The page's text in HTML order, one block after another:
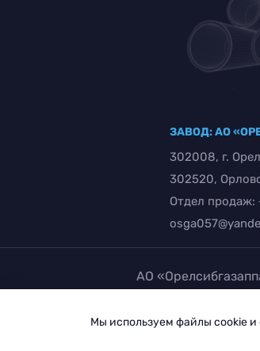
ЗАВОД: АО
302008, г.
302520,
Отдел продаж:
АО
Мы используем файлы cookie